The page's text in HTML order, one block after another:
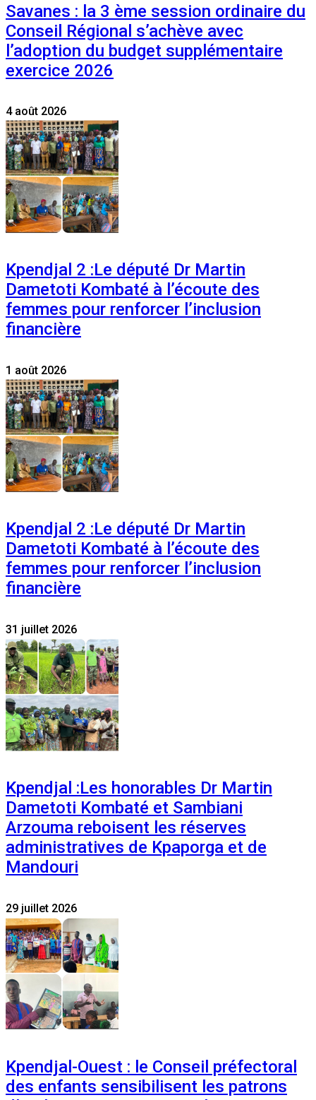
Savanes : la 3 ème session ordinaire du
Conseil Régional s’achève avec
l’adoption du budget supplémentaire
exercice 2026
4 août 2026
Kpendjal 2 :Le député Dr Martin
Dametoti Kombaté à l’écoute des
femmes pour renforcer l’inclusion
financière
1 août 2026
Kpendjal 2 :Le député Dr Martin
Dametoti Kombaté à l’écoute des
femmes pour renforcer l’inclusion
financière
31 juillet 2026
Kpendjal :Les honorables Dr Martin
Dametoti Kombaté et Sambiani
Arzouma reboisent les réserves
administratives de Kpaporga et de
Mandouri
29 juillet 2026
Kpendjal-Ouest : le Conseil préfectoral
des enfants sensibilisent les patrons